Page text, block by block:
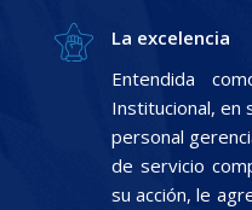
La excelencia
Entendida
Institucional, en
personal
de servicio
su acción, le